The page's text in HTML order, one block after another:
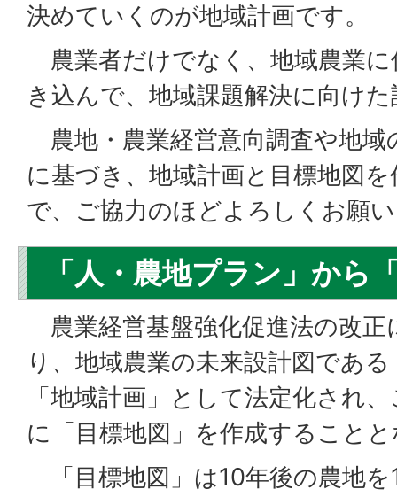
決めていくのが地域計画です。
農業者だけでなく、地域農業
き込んで、地域課題解決に向け
農地・農業経営意向調査や地域
に基づき、地域計画と目標地図
で、ご協力のほどよろしくお願
「人・農地プラン」から
農業経営基盤強化促進法の改正
り、地域農業の未来設計図であ
「地域計画」として法定化され
に「目標地図」を作成すること
「目標地図」は10年後の農地